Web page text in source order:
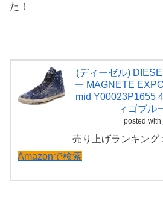
た！
(ディーゼル)
ー MAGNETE
mid Y00023P1655
ィゴブル
posted with
売り上げランキング
Amazonで検索